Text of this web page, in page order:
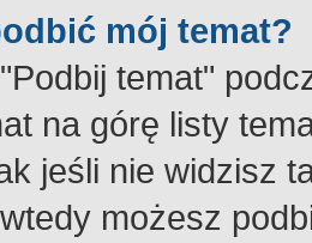
mój temat?
temat"
na górę listy
jeśli nie widzisz
możesz